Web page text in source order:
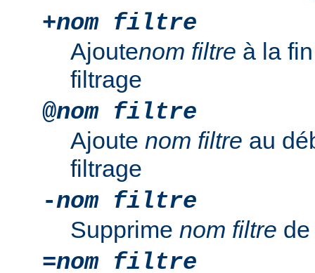
+nom filtre
Ajoutenom filtre à la
filtrage
@nom filtre
Ajoute nom filtre au
filtrage
-nom filtre
Supprime nom filtre
=nom filtre